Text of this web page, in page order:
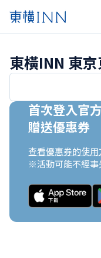
東橫INN 東
首次登入官
贈送優惠券
查看優惠券的使用
※活動可能不經事